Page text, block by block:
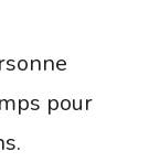
pour